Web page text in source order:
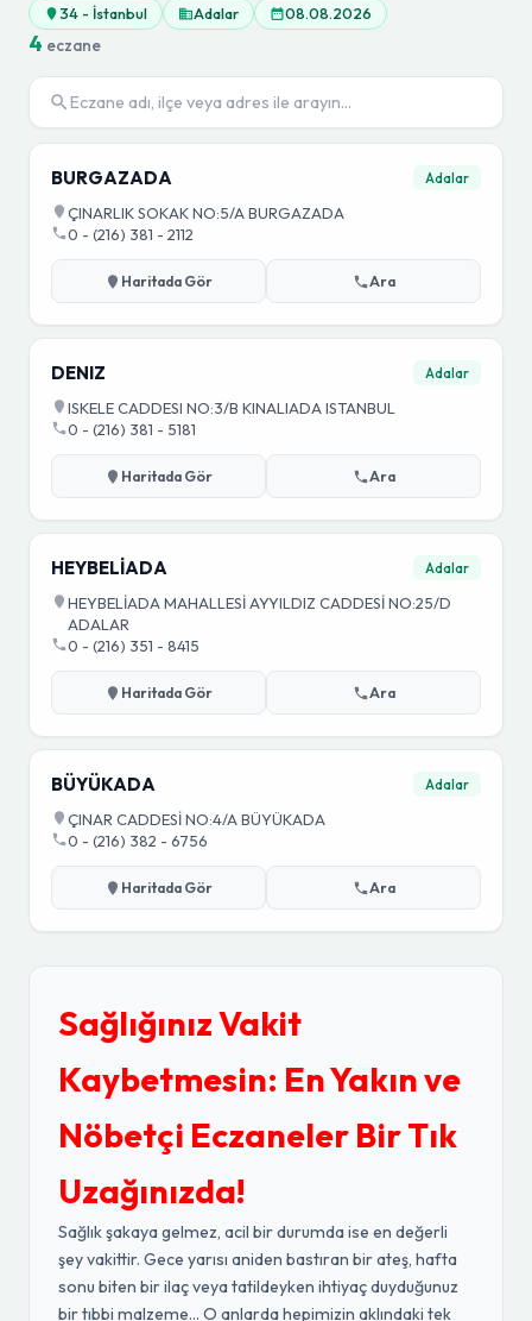
34 - İstanbul Adalar 08.08.2026
4 eczane
BURGAZADA Adalar
ÇINARLIK SOKAK NO:5/A BURGAZADA
0 - (216) 381 - 2112
Haritada Gör Ara
DENIZ Adalar
ISKELE CADDESI NO:3/B KINALIADA ISTANBUL
0 - (216) 381 - 5181
Haritada Gör Ara
HEYBELİADA Adalar
HEYBELİADA MAHALLESİ AYYILDIZ CADDESİ NO:25/D
ADALAR
0 - (216) 351 - 8415
Haritada Gör Ara
BÜYÜKADA Adalar
ÇINAR CADDESİ NO:4/A BÜYÜKADA
0 - (216) 382 - 6756
Haritada Gör Ara
Sağlığınız Vakit
Kaybetmesin: En Yakın ve
Nöbetçi Eczaneler Bir Tık
Uzağınızda!
Sağlık şakaya gelmez, acil bir durumda ise en değerli
şey vakittir. Gece yarısı aniden bastıran bir ateş, hafta
sonu biten bir ilaç veya tatildeyken ihtiyaç duyduğunuz
bir tıbbi malzeme... O anlarda hepimizin aklındaki tek